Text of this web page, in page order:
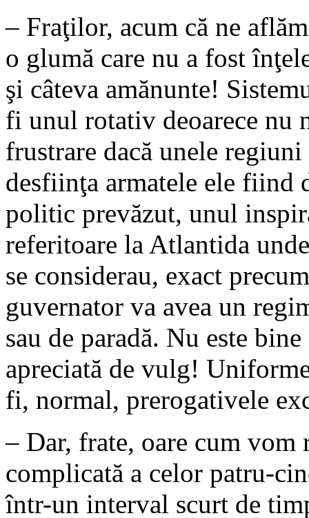
– Fraţilor, acum că ne
o glumă care nu a fost
şi câteva amănunte!
fi unul rotativ deoarece nu
frustrare dacă unele
desfiinţa armatele ele
politic prevăzut, unul
referitoare la Atlantida
se considerau, exact
guvernator va avea un
sau de paradă. Nu este
apreciată de vulg!
fi, normal, prerogativele
– Dar, frate, oare cum vom
complicată a celor patru-
într-un interval scurt de